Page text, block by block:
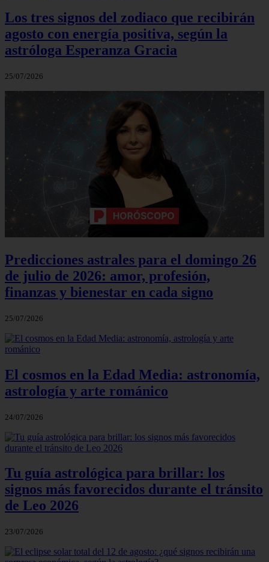
Los tres signos del zodiaco que recibirán
agosto con energía positiva, según la
astróloga Esperanza Gracia
25/07/2026
Predicciones astrales para el domingo 26
de julio de 2026: amor, profesión,
finanzas y bienestar en cada signo
25/07/2026
El cosmos en la Edad Media: astronomía,
astrología y arte románico
24/07/2026
Tu guía astrológica para brillar: los
signos más favorecidos durante el tránsito
de Leo 2026
23/07/2026